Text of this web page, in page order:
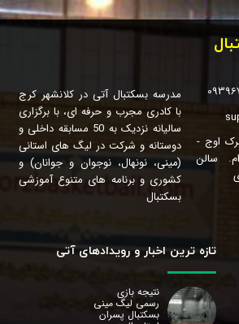
مدرسه بسکتبال آتی در کلانشهر کرج
با کادری مجرب و حرفه ای، با برگزاری
سالیانه نزدیک به 50 مسابقه داخلی و
دوستانه و شرکت در لیگ های استانی
(مینی، نونهال، نوجوان و جوانان) و
کشوری و برنامه های متنوع آموزشی
بسکتبال
اوج -
سالن
تازه ترین اخبار و رویدادهای آتی
نتیجه بازی
رسمی لیگ مینی
بسکتبال پسران